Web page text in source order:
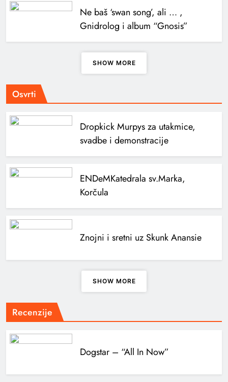
Ne baš ‘swan song’, ali … ,
Gnidrolog i album “Gnosis”
SHOW MORE
Osvrti
Dropkick Murpys za utakmice,
svadbe i demonstracije
ENDeMKatedrala sv.Marka,
Korčula
Znojni i sretni uz Skunk Anansie
SHOW MORE
Recenzije
Dogstar – “All In Now”